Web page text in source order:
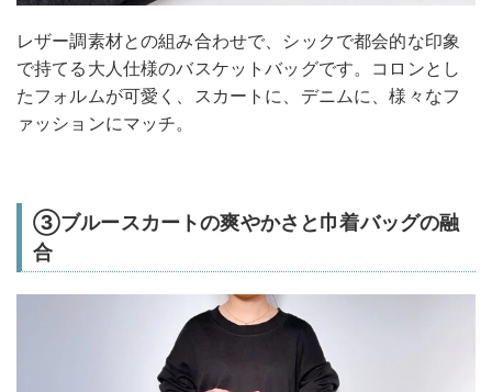
レザー調素材との組み合わせで、シックで都会的な印象
で持てる大人仕様のバスケットバッグです。コロンとし
たフォルムが可愛く、スカートに、デニムに、様々なフ
ァッションにマッチ。
③ブルースカートの爽やかさと巾着バッグの融
合